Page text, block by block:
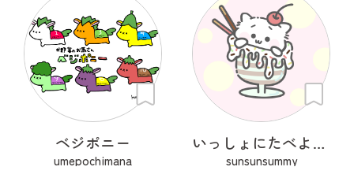
ベジポニー
umepochimana
いっしょにたべよ？ぱふぇ
sunsunsummy